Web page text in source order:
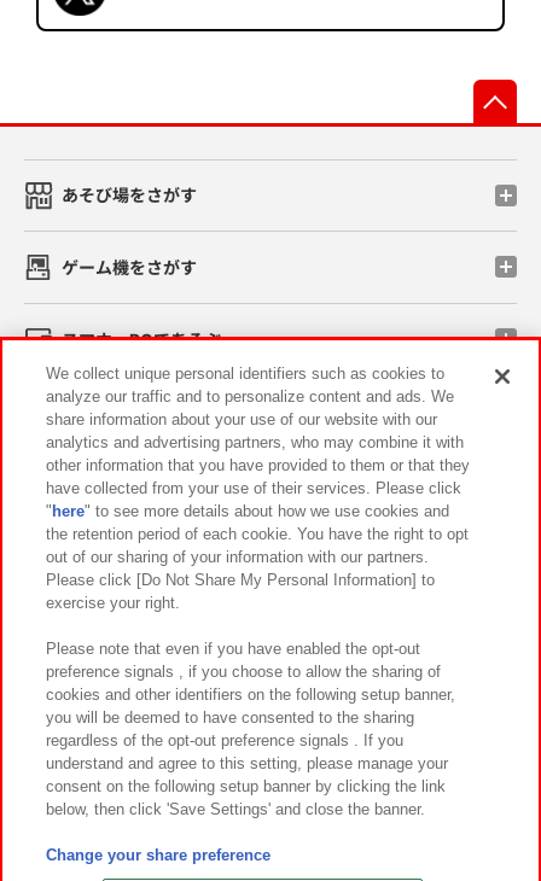
あそび場をさがす
ゲーム機をさがす
スマホ・PCであそぶ
イベント・キャンペーン
関連会社 サステナビリティ サイトポリシー
プライバシーポリシー ウェブアクセシビリティ方針と検証結果
お取引先さまとともに
カスタマーハラスメント対応方針 よくあるご質問・お問い合わせ
©Bandai Namco Amusement Inc.
©Bandai Namco Amusement Lab Inc.
We collect unique personal identifiers such as cookies to
analyze our traffic and to personalize content and ads. We
share information about your use of our website with our
analytics and advertising partners, who may combine it with
other information that you have provided to them or that they
have collected from your use of their services. Please click
" here" to see more details about how we use cookies and
the retention period of each cookie. You have the right to opt
out of our sharing of your information with our partners.
Please click [Do Not Share My Personal Information] to
exercise your right.
Please note that even if you have enabled the opt-out
preference signals , if you choose to allow the sharing of
cookies and other identifiers on the following setup banner,
you will be deemed to have consented to the sharing
regardless of the opt-out preference signals . If you
understand and agree to this setting, please manage your
consent on the following setup banner by clicking the link
below, then click 'Save Settings' and close the banner.
Change your share preference